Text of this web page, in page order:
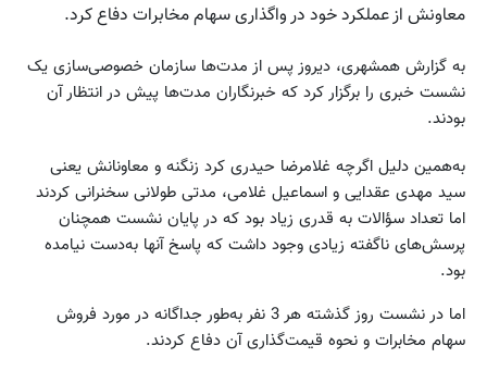
معاونش از عملکرد خود در واگذاری سهام مخابرات دفاع کرد.
به گزارش همشهری، دیروز پس از مدت‌ها سازمان خصوصی‌سازی‌ یک
نشست خبری را برگزار کرد که خبرنگاران مدت‌ها پیش در انتظار آن
بودند.
به‌همین دلیل اگرچه غلامرضا حیدری کرد زنگنه و معاونانش یعنی
سید مهدی عقدایی و اسماعیل غلامی، مدتی طولانی سخنرانی کردند
اما تعداد سؤالات به قدری زیاد بود که در پایان نشست همچنان
پرسش‌های ناگفته زیادی وجود داشت که پاسخ آنها به‌دست نیامده
بود.
اما در نشست روز گذشته هر 3 نفر به‌طور جداگانه در مورد فروش
سهام مخابرات و نحوه قیمت‌گذاری آن دفاع کردند.